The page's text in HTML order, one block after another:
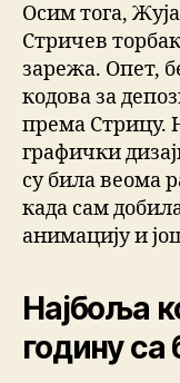
Осим тога,
Стричев
зарежа. Опет,
кодова за
према Стрицу.
графички
су била веома
када сам
анимацију и
Најбоља
годину